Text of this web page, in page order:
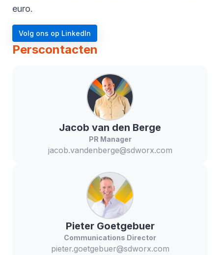
euro.
Volg ons op LinkedIn
Perscontacten
Jacob van den Berge
PR Manager
jacob.vandenberge@sdworx.com
Pieter Goetgebuer
Communications Director
pieter.goetgebuer@sdworx.com